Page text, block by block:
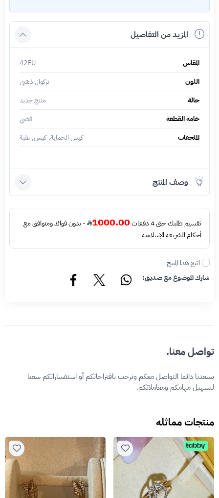
المزيد من التفاصيل
المقاس
42EU
اللون
تركواز, ذهبي
حالة
منتج جديد
خامة القطعة
فضي
الملحقات
كيس الحماية, كيس, علبة
وصف المنتج
تقسيم طلبك حتى 4 دفعات 1000.00
- بدون فوائد ومتوافق مع
أحكام الشريعة الإسلامية
اتبع هذا المنتج
شارك الموضوع مع صديق:
تواصل معنا.
يسعدنا دائما التواصل معكم ونرحب باقتراحاتكم أو استفساراتكم سعيا
لتسهيل مهامكم ومعاملاتكم.
منتجات مماثله